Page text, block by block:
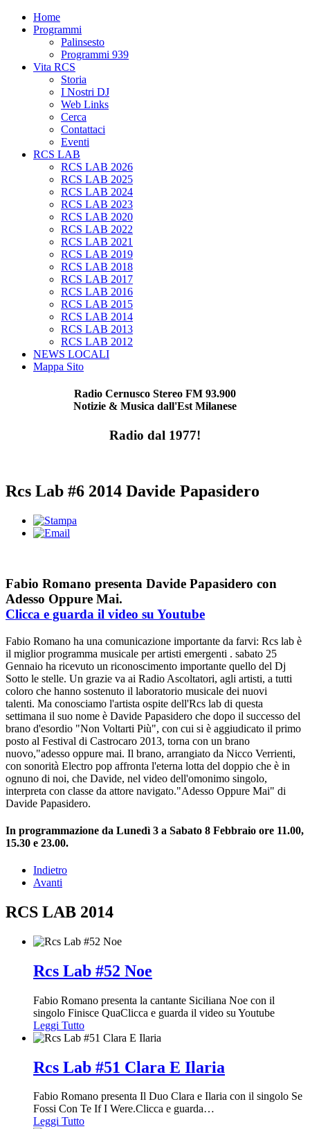
Home
Programmi
Palinsesto
Programmi 939
Vita RCS
Storia
I Nostri DJ
Web Links
Cerca
Contattaci
Eventi
RCS LAB
RCS LAB 2026
RCS LAB 2025
RCS LAB 2024
RCS LAB 2023
RCS LAB 2020
RCS LAB 2022
RCS LAB 2021
RCS LAB 2019
RCS LAB 2018
RCS LAB 2017
RCS LAB 2016
RCS LAB 2015
RCS LAB 2014
RCS LAB 2013
RCS LAB 2012
NEWS LOCALI
Mappa Sito
Radio Cernusco Stereo FM 93.900
Notizie & Musica dall'Est Milanese
Radio dal 1977!
Rcs Lab #6 2014 Davide Papasidero
Fabio Romano presenta Davide Papasidero con
Adesso Oppure Mai.
Clicca e guarda il video su Youtube
Fabio Romano ha una comunicazione importante da farvi: Rcs lab è
il miglior programma musicale per artisti emergenti . sabato 25
Gennaio ha ricevuto un riconoscimento importante quello del Dj
Sotto le stelle. Un grazie va ai Radio Ascoltatori, agli artisti, a tutti
coloro che hanno sostenuto il laboratorio musicale dei nuovi
talenti. Ma conosciamo l'artista ospite dell'Rcs lab di questa
settimana il suo nome è Davide Papasidero che dopo il successo del
brano d'esordio "Non Voltarti Più", con cui si è aggiudicato il primo
posto al Festival di Castrocaro 2013, torna con un brano
nuovo,"adesso oppure mai. Il brano, arrangiato da Nicco Verrienti,
con sonorità Electro pop affronta l'eterna lotta del doppio che è in
ognuno di noi, che Davide, nel video dell'omonimo singolo,
interpreta con classe da attore navigato."Adesso Oppure Mai" di
Davide Papasidero.
In programmazione da Lunedì 3 a Sabato 8 Febbraio ore 11.00,
15.30 e 23.00.
Indietro
Avanti
RCS LAB 2014
Rcs Lab #52 Noe
Fabio Romano presenta la cantante Siciliana Noe con il
singolo Finisce QuaClicca e guarda il video su Youtube
Leggi Tutto
Rcs Lab #51 Clara E Ilaria
Fabio Romano presenta Il Duo Clara e Ilaria con il singolo Se
Fossi Con Te If I Were.Clicca e guarda…
Leggi Tutto